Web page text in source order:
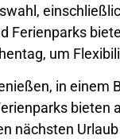
Ferienparks
um
in
bieten
nächsten